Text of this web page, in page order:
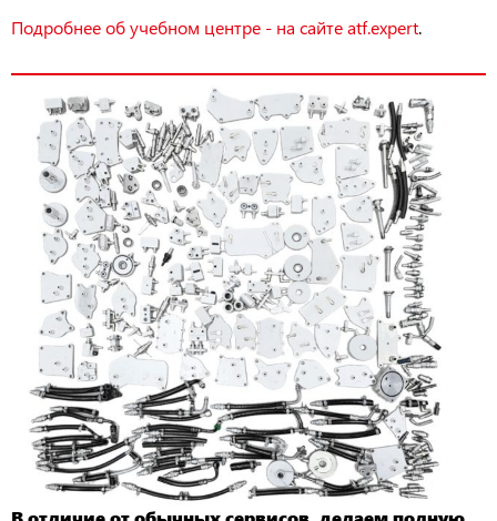
Подробнее об учебном центре - на сайте atf.expert.